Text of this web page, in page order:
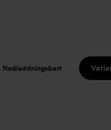
Nedladdningsbart